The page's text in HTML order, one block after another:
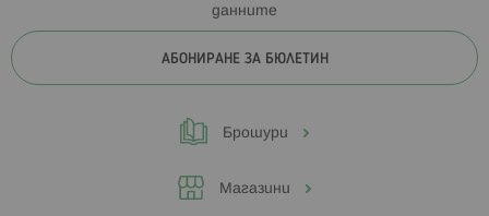
данните
АБОНИРАНЕ ЗА БЮЛЕТИН
Брошури
Магазини